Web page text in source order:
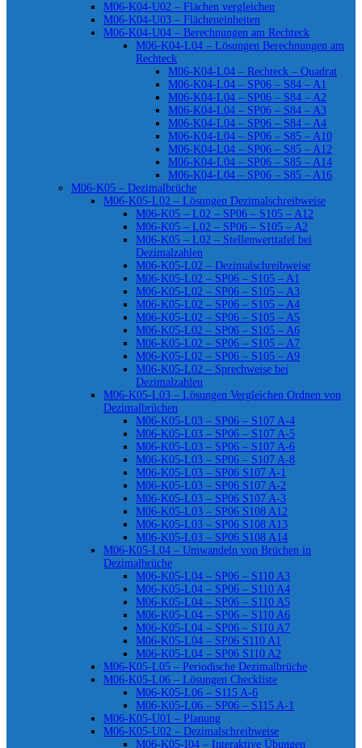
M06-K04-U02 – Flächen vergleichen
M06-K04-U03 – Flächeneinheiten
M06-K04-U04 – Berechnungen am Rechteck
M06-K04-L04 – Lösungen Berechnungen am
Rechteck
M06-K04-L04 – Rechteck – Quadrat
M06-K04-L04 – SP06 – S84 – A1
M06-K04-L04 – SP06 – S84 – A2
M06-K04-L04 – SP06 – S84 – A3
M06-K04-L04 – SP06 – S84 – A4
M06-K04-L04 – SP06 – S85 – A10
M06-K04-L04 – SP06 – S85 – A12
M06-K04-L04 – SP06 – S85 – A14
M06-K04-L04 – SP06 – S85 – A16
M06-K05 – Dezimalbrüche
M06-K05-L02 – Lösungen Dezimalschreibweise
M06-K05 – L02 – SP06 – S105 – A12
M06-K05 – L02 – SP06 – S105 – A2
M06-K05 – L02 – Stellenwerttafel bei
Dezimalzahlen
M06-K05-L02 – Dezimalschreibweise
M06-K05-L02 – SP06 – S105 – A1
M06-K05-L02 – SP06 – S105 – A3
M06-K05-L02 – SP06 – S105 – A4
M06-K05-L02 – SP06 – S105 – A5
M06-K05-L02 – SP06 – S105 – A6
M06-K05-L02 – SP06 – S105 – A7
M06-K05-L02 – SP06 – S105 – A9
M06-K05-L02 – Sprechweise bei
Dezimalzahlen
M06-K05-L03 – Lösungen Vergleichen Ordnen von
Dezimalbrüchen
M06-K05-L03 – SP06 – S107 A-4
M06-K05-L03 – SP06 – S107 A-5
M06-K05-L03 – SP06 – S107 A-6
M06-K05-L03 – SP06 – S107 A-8
M06-K05-L03 – SP06 S107 A-1
M06-K05-L03 – SP06 S107 A-2
M06-K05-L03 – SP06 S107 A-3
M06-K05-L03 – SP06 S108 A12
M06-K05-L03 – SP06 S108 A13
M06-K05-L03 – SP06 S108 A14
M06-K05-L04 – Umwandeln von Brüchen in
Dezimalbrüche
M06-K05-L04 – SP06 – S110 A3
M06-K05-L04 – SP06 – S110 A4
M06-K05-L04 – SP06 – S110 A5
M06-K05-L04 – SP06 – S110 A6
M06-K05-L04 – SP06 – S110 A7
M06-K05-L04 – SP06 S110 A1
M06-K05-L04 – SP06 S110 A2
M06-K05-L05 – Periodische Dezimalbrüche
M06-K05-L06 – Lösungen Checkliste
M06-K05-L06 – S115 A-6
M06-K05-L06 – SP06 – S115 A-1
M06-K05-U01 – Planung
M06-K05-U02 – Dezimalschreibweise
M06-K05-I04 – Interaktive Übungen